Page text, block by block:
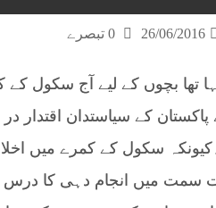
26/06/2016
تھا بچوں کے لیے آج سکول
پاکستان کے سیاستدان
سکول کے کمرے میں
میں انجام دہی کا درس